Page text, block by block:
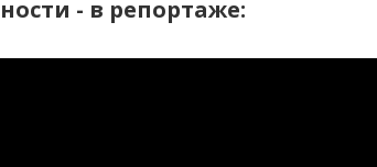
- в репортаже: